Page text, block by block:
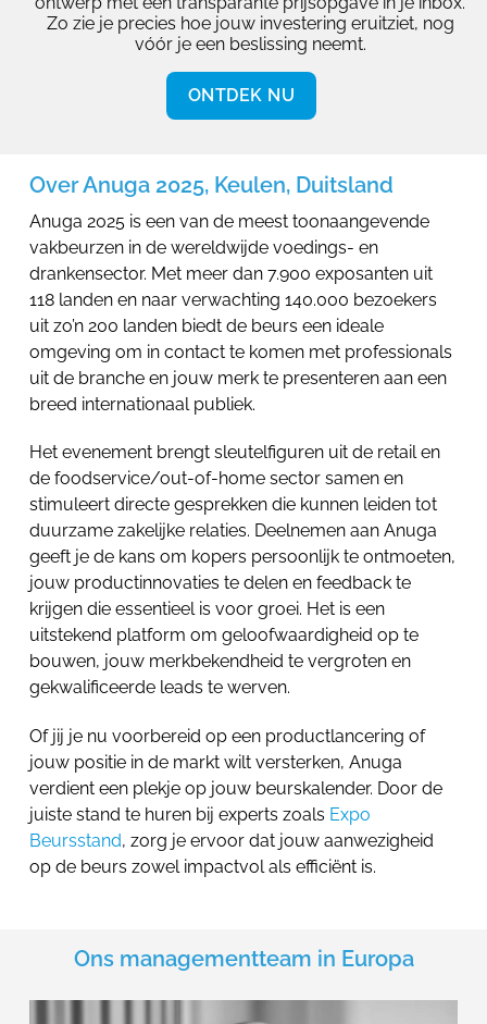
Zo zie je precies hoe jouw investering eruitziet, nog
vóór je een beslissing neemt.
ONTDEK NU
Over Anuga 2025, Keulen, Duitsland
Anuga 2025 is een van de meest toonaangevende
vakbeurzen in de wereldwijde voedings- en
drankensector. Met meer dan 7.900 exposanten uit
118 landen en naar verwachting 140.000 bezoekers
uit zo’n 200 landen biedt de beurs een ideale
omgeving om in contact te komen met professionals
uit de branche en jouw merk te presenteren aan een
breed internationaal publiek.
Het evenement brengt sleutelfiguren uit de retail en
de foodservice/out-of-home sector samen en
stimuleert directe gesprekken die kunnen leiden tot
duurzame zakelijke relaties. Deelnemen aan Anuga
geeft je de kans om kopers persoonlijk te ontmoeten,
jouw productinnovaties te delen en feedback te
krijgen die essentieel is voor groei. Het is een
uitstekend platform om geloofwaardigheid op te
bouwen, jouw merkbekendheid te vergroten en
gekwalificeerde leads te werven.
Of jij je nu voorbereid op een productlancering of
jouw positie in de markt wilt versterken, Anuga
verdient een plekje op jouw beurskalender. Door de
juiste stand te huren bij experts zoals Expo
Beursstand, zorg je ervoor dat jouw aanwezigheid
op de beurs zowel impactvol als efficiënt is.
Ons managementteam in Europa